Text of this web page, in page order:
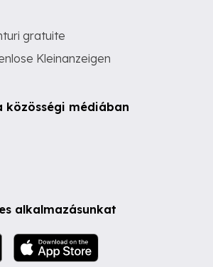
gratuite
Kleinanzeigen
közösségi médiában
alkalmazásunkat